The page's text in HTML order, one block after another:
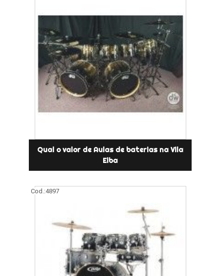
Qual o valor de Aulas de baterias na Vila
Elba
Cod.:4897